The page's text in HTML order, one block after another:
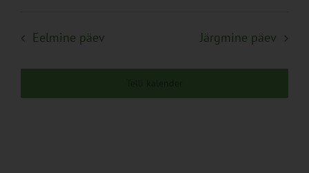
Navigation
Eelmine päev Järgmine päev